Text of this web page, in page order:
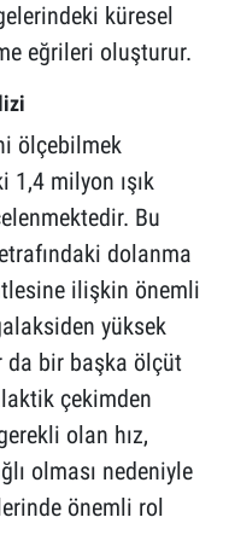
küresel
eğrileri oluşturur.
ölçebilmek
1,4 milyon ışık
Bu
dolanma
ilişkin önemli
yüksek
da bir başka ölçüt
çekimden
olan hız,
olması nedeniyle
önemli rol